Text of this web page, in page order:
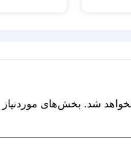
شد. بخش‌های